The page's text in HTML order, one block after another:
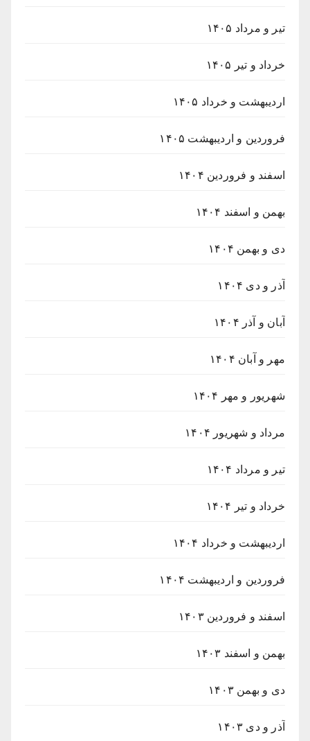
تیر و مرداد ۱۴۰۵
خرداد و تیر ۱۴۰۵
اردیبهشت و خرداد ۱۴۰۵
فروردین و اردیبهشت ۱۴۰۵
اسفند و فروردین ۱۴۰۴
بهمن و اسفند ۱۴۰۴
دی و بهمن ۱۴۰۴
آذر و دی ۱۴۰۴
آبان و آذر ۱۴۰۴
مهر و آبان ۱۴۰۴
شهریور و مهر ۱۴۰۴
مرداد و شهریور ۱۴۰۴
تیر و مرداد ۱۴۰۴
خرداد و تیر ۱۴۰۴
اردیبهشت و خرداد ۱۴۰۴
فروردین و اردیبهشت ۱۴۰۴
اسفند و فروردین ۱۴۰۳
بهمن و اسفند ۱۴۰۳
دی و بهمن ۱۴۰۳
آذر و دی ۱۴۰۳